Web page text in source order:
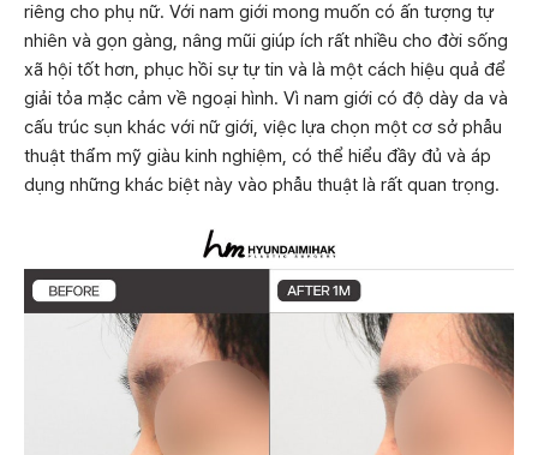
riêng cho phụ nữ. Với nam giới mong muốn có ấn tượng tự
nhiên và gọn gàng, nâng mũi giúp ích rất nhiều cho đời sống
xã hội tốt hơn, phục hồi sự tự tin và là một cách hiệu quả để
giải tỏa mặc cảm về ngoại hình. Vì nam giới có độ dày da và
cấu trúc sụn khác với nữ giới, việc lựa chọn một cơ sở phẫu
thuật thẩm mỹ giàu kinh nghiệm, có thể hiểu đầy đủ và áp
dụng những khác biệt này vào phẫu thuật là rất quan trọng.